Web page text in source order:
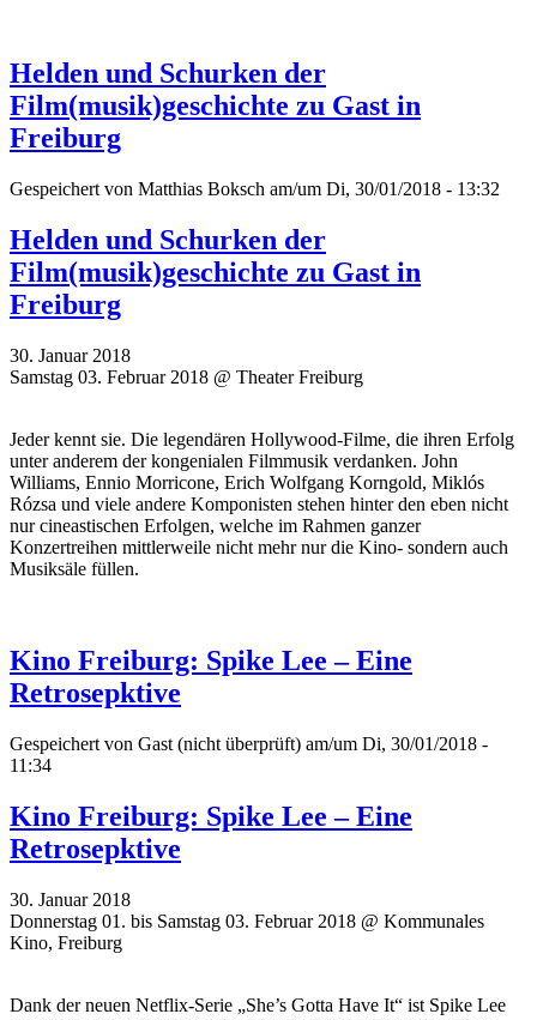
Helden und Schurken der
Film(musik)geschichte zu Gast in
Freiburg
Gespeichert von Matthias Boksch am/um Di, 30/01/2018 - 13:32
Helden und Schurken der
Film(musik)geschichte zu Gast in
Freiburg
30. Januar 2018
Samstag 03. Februar 2018 @ Theater Freiburg
Jeder kennt sie. Die legendären Hollywood-Filme, die ihren Erfolg
unter anderem der kongenialen Filmmusik verdanken. John
Williams, Ennio Morricone, Erich Wolfgang Korngold, Miklós
Rózsa und viele andere Komponisten stehen hinter den eben nicht
nur cineastischen Erfolgen, welche im Rahmen ganzer
Konzertreihen mittlerweile nicht mehr nur die Kino- sondern auch
Musiksäle füllen.
Kino Freiburg: Spike Lee – Eine
Retrosepktive
Gespeichert von Gast (nicht überprüft) am/um Di, 30/01/2018 -
11:34
Kino Freiburg: Spike Lee – Eine
Retrosepktive
30. Januar 2018
Donnerstag 01. bis Samstag 03. Februar 2018 @ Kommunales
Kino, Freiburg
Dank der neuen Netflix-Serie „She’s Gotta Have It“ ist Spike Lee